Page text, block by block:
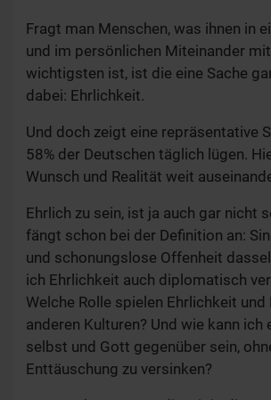
Fragt man Menschen, was ihnen in
und im persönlichen Miteinander
wichtigsten ist, ist die eine Sache
dabei: Ehrlichkeit.
Und doch zeigt eine repräsentative
58% der Deutschen täglich lügen.
Wunsch und Realität weit
Ehrlich zu sein, ist ja auch gar nicht
fängt schon bei der Definition an:
und schonungslose Offenheit
ich Ehrlichkeit auch diplomatisch
Welche Rolle spielen Ehrlichkeit
anderen Kulturen? Und wie kann ich
selbst und Gott gegenüber sein,
Enttäuschung zu versinken?